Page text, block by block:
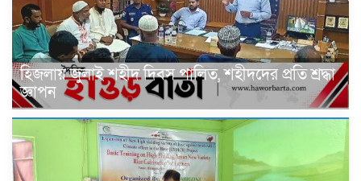
হিজলায় জুলাই শহীদ দিবস পালিত, শহীদদের প্রতি শ্রদ্ধা
জ্ঞাপন